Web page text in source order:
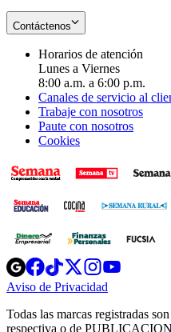
Contáctenos
Horarios de atención
Lunes a Viernes
8:00 a.m. a 6:00 p.m.
Canales de servicio al
Trabaje con nosotros
Paute con nosotros
Cookies
Opens
in
new
Opens
in
new
Opens
in
new
window
Opens
new
windowwindow
Aviso de Privacidad
new
Todas las marcas registradas
respectiva o de